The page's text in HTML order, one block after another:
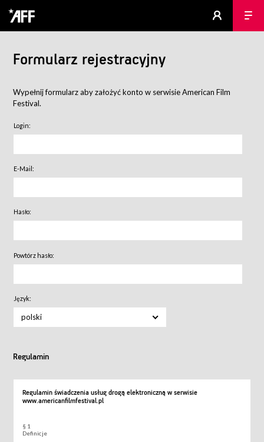
Formularz rejestracyjny
Wypełnij formularz aby założyć konto w serwisie American Film
Festival.
Login:
E-Mail:
Hasło:
Powtórz hasło:
Język:
polski
Regulamin
Regulamin świadczenia usług drogą elektroniczną w serwisie
www.americanfilmfestival.pl
§ 1
Definicje